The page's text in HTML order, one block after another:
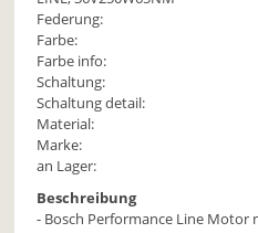
Federung:
Farbe:
Farbe info:
Schaltung:
Schaltung detail:
Material:
Marke:
an Lager:
Beschreibung
- Bosch Performance Line Motor